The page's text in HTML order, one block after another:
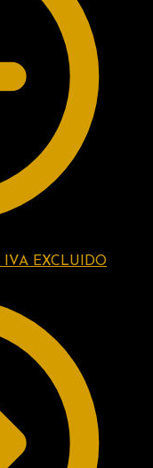
IVA EXCLUIDO